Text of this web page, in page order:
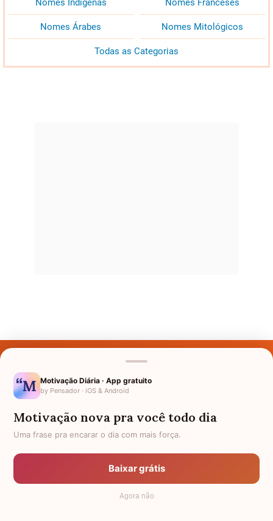
Nomes Árabes Nomes Mitológicos
Todas as Categorias
Nomes pelo Mundo
Política de Privacidade
Anuncie
Termos de Uso
Motivação Diária · App gratuito
by Pensador · iOS & Android
Motivação nova pra você todo dia
Uma frase pra encarar o dia com mais força.
Baixar grátis
Agora não